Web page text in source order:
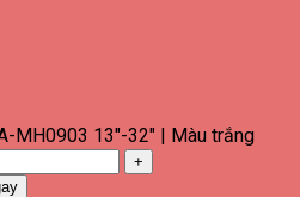
MH0903 13"-32" | Màu trắng